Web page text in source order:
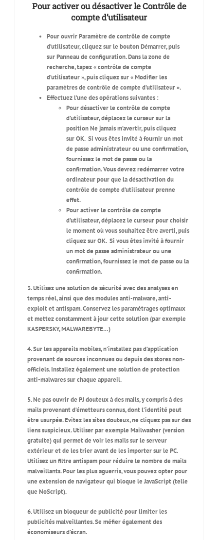
Pour activer ou désactiver le Contrôle de
compte d’utilisateur
Pour ouvrir Paramètre de contrôle de compte
d’utilisateur, cliquez sur le boutonDémarrer, puis
sur Panneau de configuration. Dans la zone de
recherche, tapez « contrôle de compte
d’utilisateur », puis cliquez sur « Modifier les
paramètres de contrôle de compte d’utilisateur ».
Effectuez l’une des opérations suivantes :
Pour désactiver le contrôle de compte
d’utilisateur, déplacez le curseur sur la
positionNe jamais m’avertir, puis cliquez
sur OK. Si vous êtes invité à fournir un mot
de passe administrateur ou une confirmation,
fournissez le mot de passe ou la
confirmation. Vous devrez redémarrer votre
ordinateur pour que la désactivation du
contrôle de compte d’utilisateur prenne
effet.
Pour activer le contrôle de compte
d’utilisateur, déplacez le curseur pour choisir
le moment où vous souhaitez être averti, puis
cliquez surOK. Si vous êtes invité à fournir
un mot de passe administrateur ou une
confirmation, fournissez le mot de passe ou la
confirmation.
3. Utilisez une solution de sécurité avec des analyses en
temps réel, ainsi que des modules anti-malware, anti-
exploit et antispam. Conservez les paramétrages optimaux
et mettez constamment à jour cette solution (par exemple
KASPERSKY, MALWAREBYTE…)
4. Sur les appareils mobiles, n’installez pas d’application
provenant de sources inconnues ou depuis des stores non-
officiels. Installez également une solution de protection
anti-malwares sur chaque appareil.
5. Ne pas ouvrir de PJ douteux à des mails,y compris à des
mails provenant d’émetteurs connus, dont l’identité peut
être usurpée.Evitez les sites douteux, ne cliquez pas sur des
liens suspicieux. Utiliser par exemple Mailwasher (version
gratuite) qui permet de voir les mails sur le serveur
extérieur et de les trier avant de les importer sur le PC.
Utilisez un filtre antispam pour réduire le nombre de mails
malveillants. Pour les plus aguerris, vous pouvez opter pour
une extension de navigateur qui bloque le JavaScript (telle
que NoScript).
6. Utilisez un bloqueur de publicité pour limiter les
publicités malveillantes. Se méfier également des
économiseurs d’écran.